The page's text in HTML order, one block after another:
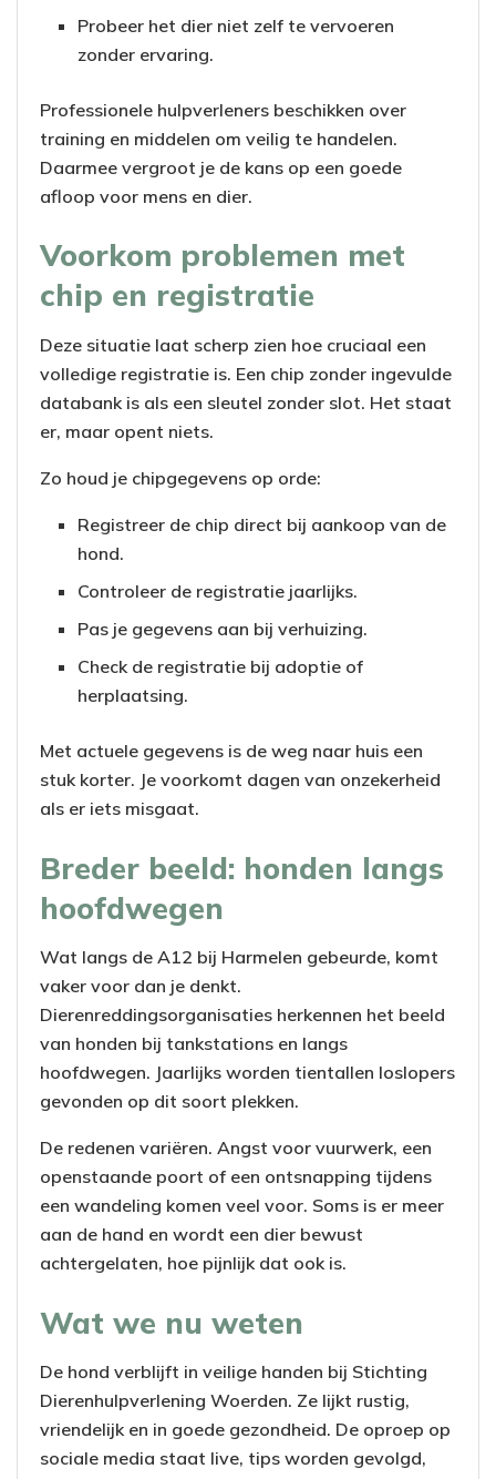
Probeer het dier niet zelf te vervoeren
zonder ervaring.
Professionele hulpverleners beschikken over
training en middelen om veilig te handelen.
Daarmee vergroot je de kans op een goede
afloop voor mens en dier.
Voorkom problemen met
chip en registratie
Deze situatie laat scherp zien hoe cruciaal een
volledige registratie is. Een chip zonder ingevulde
databank is als een sleutel zonder slot. Het staat
er, maar opent niets.
Zo houd je chipgegevens op orde:
Registreer de chip direct bij aankoop van de
hond.
Controleer de registratie jaarlijks.
Pas je gegevens aan bij verhuizing.
Check de registratie bij adoptie of
herplaatsing.
Met actuele gegevens is de weg naar huis een
stuk korter. Je voorkomt dagen van onzekerheid
als er iets misgaat.
Breder beeld: honden langs
hoofdwegen
Wat langs de A12 bij Harmelen gebeurde, komt
vaker voor dan je denkt.
Dierenreddingsorganisaties herkennen het beeld
van honden bij tankstations en langs
hoofdwegen. Jaarlijks worden tientallen loslopers
gevonden op dit soort plekken.
De redenen variëren. Angst voor vuurwerk, een
openstaande poort of een ontsnapping tijdens
een wandeling komen veel voor. Soms is er meer
aan de hand en wordt een dier bewust
achtergelaten, hoe pijnlijk dat ook is.
Wat we nu weten
De hond verblijft in veilige handen bij Stichting
Dierenhulpverlening Woerden. Ze lijkt rustig,
vriendelijk en in goede gezondheid. De oproep op
sociale media staat live, tips worden gevolgd,